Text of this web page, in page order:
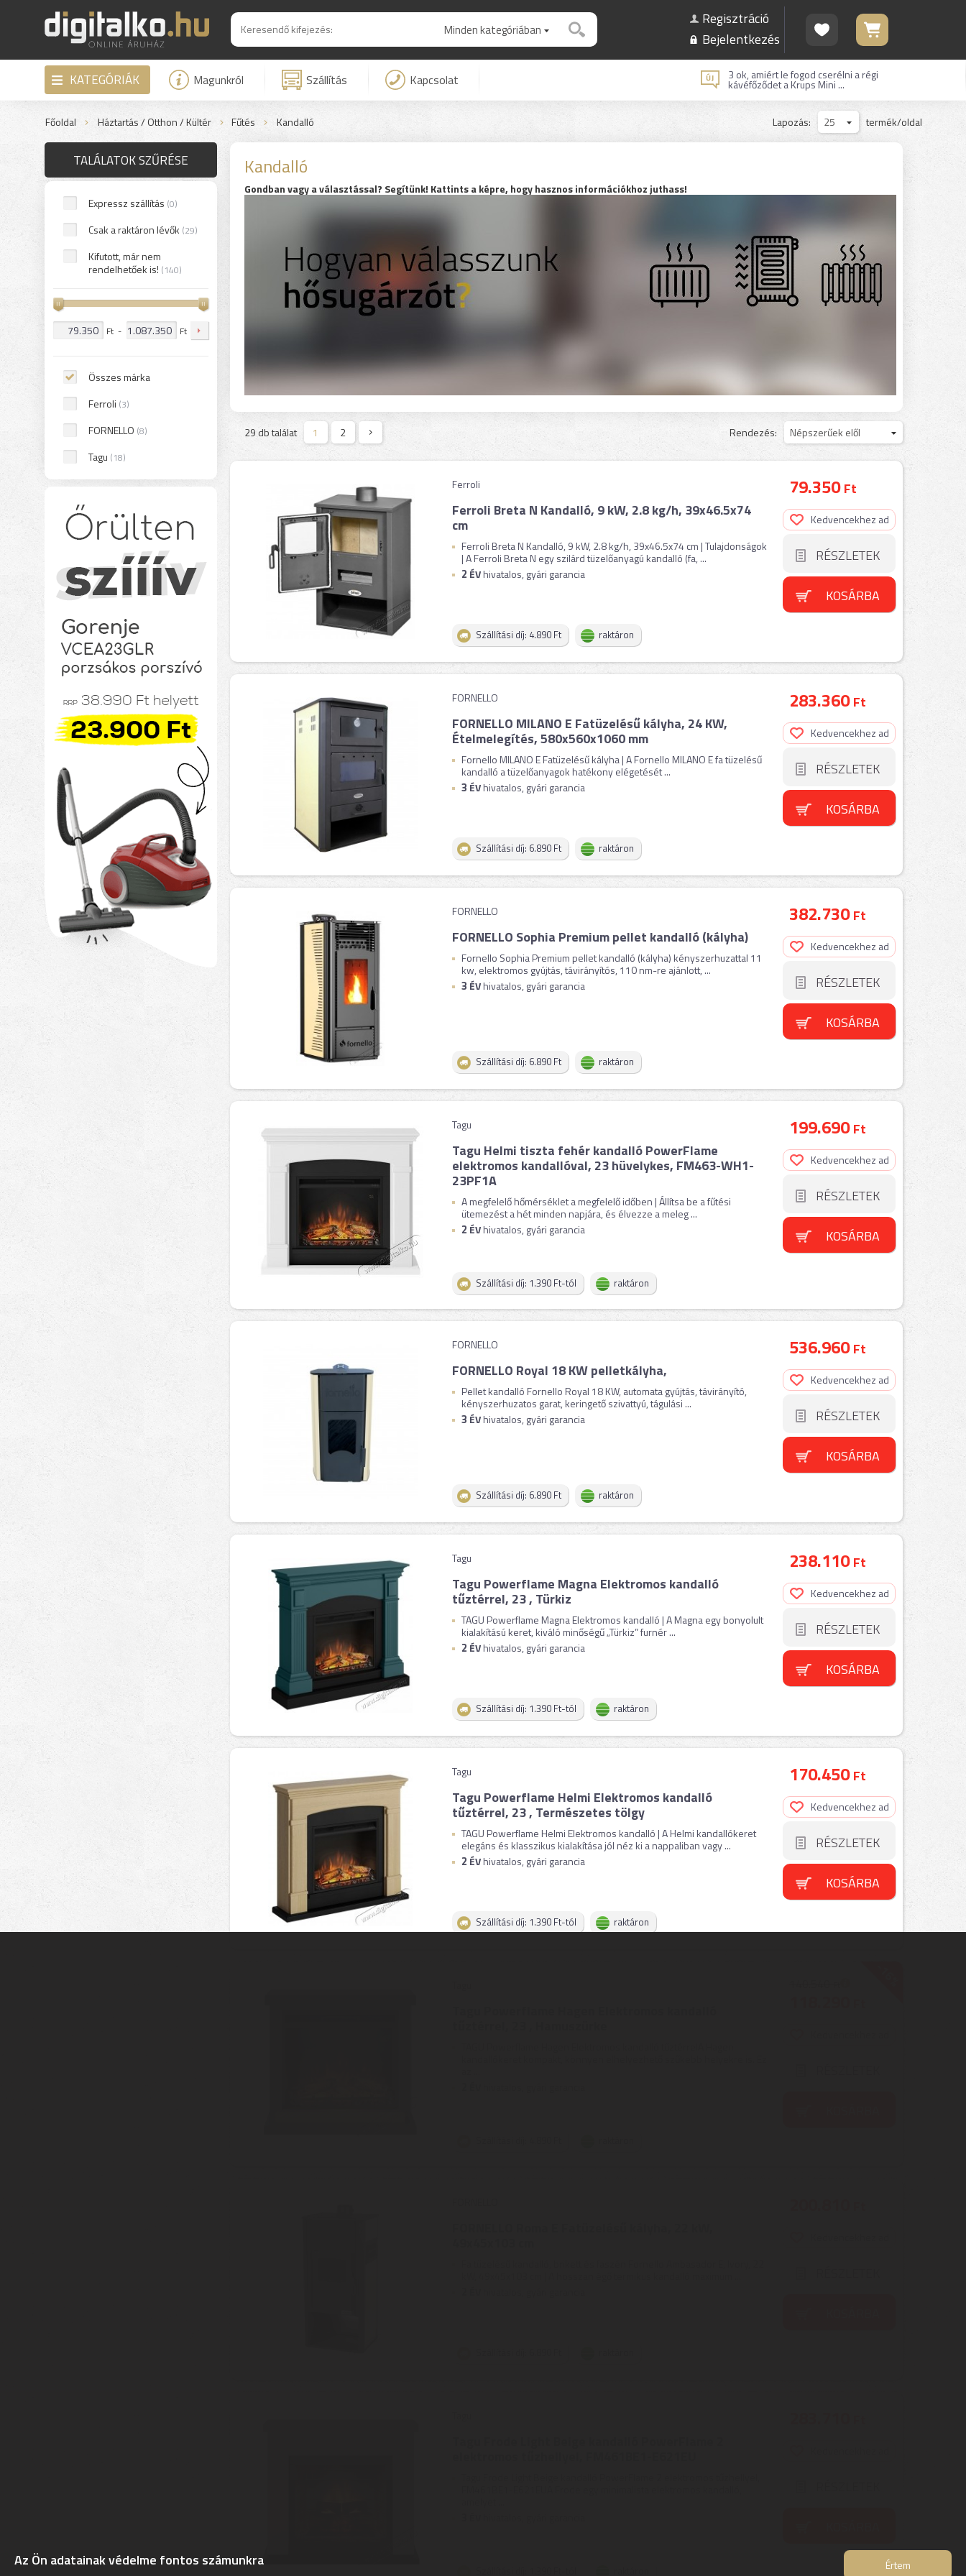
Minden kategóriában
Regisztráció
Bejelentkezés
KATEGÓRIÁK Magunkról Szállítás Kapcsolat 3 ok, amiért le fogod cserélni a régi
kávéfőződet a Krups Mini ...
Főoldal Háztartás / Otthon / Kültér Fűtés Kandalló termék/oldal
25
Lapozás:
TALÁLATOK SZŰRÉSE
Expressz szállítás (0)
Csak a raktáron lévők (29)
Kifutott, már nem
rendelhetőek is! (140)
Ft - Ft
Összes márka
Ferroli (3)
FORNELLO (8)
Tagu (18)
Kandalló
Gondban vagy a választással? Segítünk! Kattints a képre, hogy hasznos információkhoz juthass!
29 db találat 1 2 Népszerűek elől
Rendezés:
Ferroli
Ferroli Breta N Kandalló, 9 kW, 2.8 kg/h, 39x46.5x74
cm
Ferroli Breta N Kandalló, 9 kW, 2.8 kg/h, 39x46.5x74 cm | Tulajdonságok
| A Ferroli Breta N egy szilárd tüzelőanyagú kandalló (fa, ...
2 ÉVhivatalos, gyári garancia
Szállítási díj: 4.890 Ft raktáron
79.350Ft
Kedvencekhez ad
RÉSZLETEK
KOSÁRBA
FORNELLO
FORNELLO MILANO E Fatüzelésű kályha, 24 KW,
Ételmelegítés, 580x560x1060 mm
Fornello MILANO E Fatüzelésű kályha | A Fornello MILANO E fa tüzelésű
kandalló a tüzelőanyagok hatékony elégetését ...
3 ÉVhivatalos, gyári garancia
Szállítási díj: 6.890 Ft raktáron
283.360Ft
Kedvencekhez ad
RÉSZLETEK
KOSÁRBA
FORNELLO
FORNELLO Sophia Premium pellet kandalló (kályha)
Fornello Sophia Premium pellet kandalló (kályha) kényszerhuzattal 11
kw, elektromos gyújtás, távirányítós, 110 nm-re ajánlott, ...
3 ÉVhivatalos, gyári garancia
Szállítási díj: 6.890 Ft raktáron
382.730Ft
Kedvencekhez ad
RÉSZLETEK
KOSÁRBA
Tagu
Tagu Helmi tiszta fehér kandalló PowerFlame
elektromos kandallóval, 23 hüvelykes, FM463-WH1-
23PF1A
A megfelelő hőmérséklet a megfelelő időben | Állítsa be a fűtési
ütemezést a hét minden napjára, és élvezze a meleg ...
2 ÉVhivatalos, gyári garancia
Szállítási díj: 1.390 Ft-tól raktáron
199.690Ft
Kedvencekhez ad
RÉSZLETEK
KOSÁRBA
FORNELLO
FORNELLO Royal 18 KW pelletkályha,
Pellet kandalló Fornello Royal 18 KW, automata gyújtás, távirányító,
kényszerhuzatos garat, keringető szivattyú, tágulási ...
3 ÉVhivatalos, gyári garancia
Szállítási díj: 6.890 Ft raktáron
536.960Ft
Kedvencekhez ad
RÉSZLETEK
KOSÁRBA
Tagu
Tagu Powerflame Magna Elektromos kandalló
tűztérrel, 23 , Türkiz
TAGU Powerflame Magna Elektromos kandalló | A Magna egy bonyolult
kialakítású keret, kiváló minőségű „Türkiz” furnér ...
2 ÉVhivatalos, gyári garancia
Szállítási díj: 1.390 Ft-tól raktáron
238.110Ft
Kedvencekhez ad
RÉSZLETEK
KOSÁRBA
Tagu
Tagu Powerflame Helmi Elektromos kandalló
tűztérrel, 23 , Természetes tölgy
TAGU Powerflame Helmi Elektromos kandalló | A Helmi kandallókeret
elegáns és klasszikus kialakítása jól néz ki a nappaliban vagy ...
2 ÉVhivatalos, gyári garancia
Szállítási díj: 1.390 Ft-tól raktáron
170.450Ft
Kedvencekhez ad
RÉSZLETEK
KOSÁRBA
Az Ön adatainak védelme fontos számunkra
Értem